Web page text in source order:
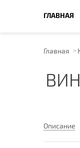
ГЛАВНАЯ
ПОИСК
Главная
Описание